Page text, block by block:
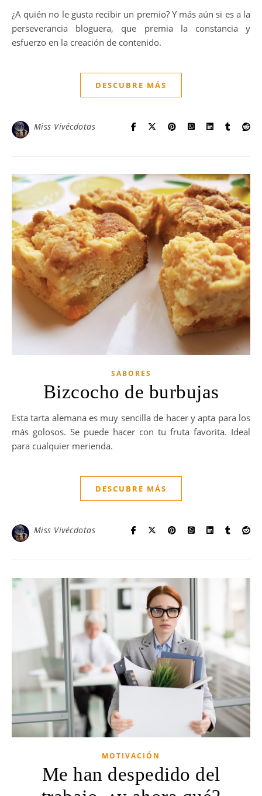
¿A quién no le gusta recibir un premio? Y más aún si es a la
perseverancia bloguera, que premia la constancia y
esfuerzo en la creación de contenido.
DESCUBRE MÁS
Miss Vivécdotas
SABORES
Bizcocho de burbujas
Esta tarta alemana es muy sencilla de hacer y apta para los
más golosos. Se puede hacer con tu fruta favorita. Ideal
para cualquier merienda.
DESCUBRE MÁS
Miss Vivécdotas
MOTIVACIÓN
Me han despedido del